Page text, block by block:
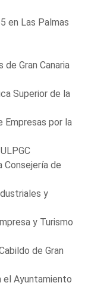
en Las Palmas
Gran Canaria
Superior de la
Empresas por la
Consejería de
y
y Turismo
de Gran
el Ayuntamiento